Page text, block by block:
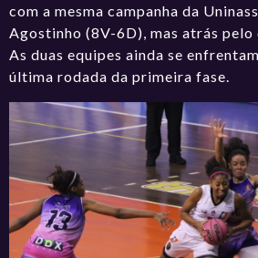
com a mesma campanha da
Agostinho (8V-6D), mas atrás
As duas equipes ainda se
última rodada da primeira fase.